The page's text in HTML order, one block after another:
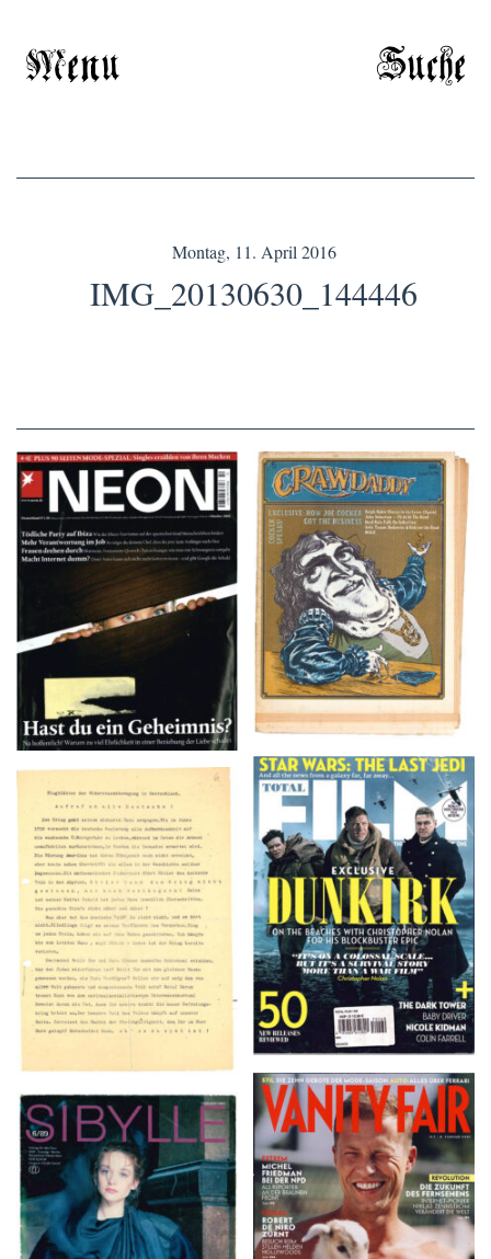
Menu Suche
Montag, 11. April 2016
IMG_20130630_144446
NEON – OKTOBER
2008
Crawdaddy – June/11/72
TOTAL FILM #260 –
SUMMER 2017
Flugblätter der Weissen
Rose – V, Januar 1943
VANITY FAIR – Nr. 7 –
8. Februar 2007
SIBYLLE 6/89